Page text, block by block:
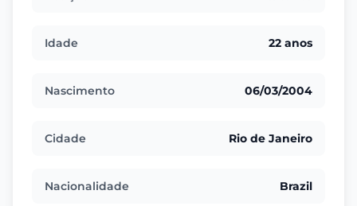
Idade 22 anos
Nascimento 06/03/2004
Cidade Rio de Janeiro
Nacionalidade Brazil